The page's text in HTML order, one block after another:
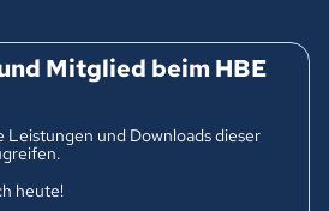
Mitglied beim HBE
Leistungen und Downloads dieser
heute!